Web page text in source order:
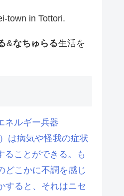
town in Tottori.
&なちゅらる生活を
ネルギー兵器
）は病気や怪我の症状
ることができる。も
どこかに不調を感じ
すると、それはニセ